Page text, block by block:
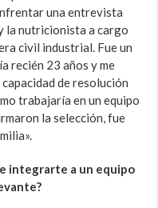
una entrevista
la nutricionista a cargo
civil industrial. Fue un
recién 23 años y me
de resolución
trabajaría en un equipo
la selección, fue
integrarte a un equipo